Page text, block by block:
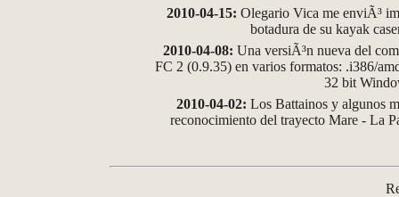
2010-04-15: Olegario Vica me enviÃ³
botadura de su kayak
2010-04-08: Una versiÃ³n nueva del
FC 2 (0.9.35) en varios formatos: .i386/
32 bit
2010-04-02: Los Battainos y algunos
reconocimiento del trayecto Mare - La